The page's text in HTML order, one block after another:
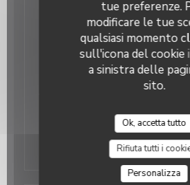
tue preferenze.
modificare le tue
qualsiasi momento
sull'icona del cookie
a sinistra delle
sito.
Ok, accetta tutto
Rifiuta tutti i
Personalizza
Desserts
Anko maki
Creap with sweet red
5,00 EUR
Mochi ice cream (rice dough
Yuzu or Matcha or
6,00 EUR